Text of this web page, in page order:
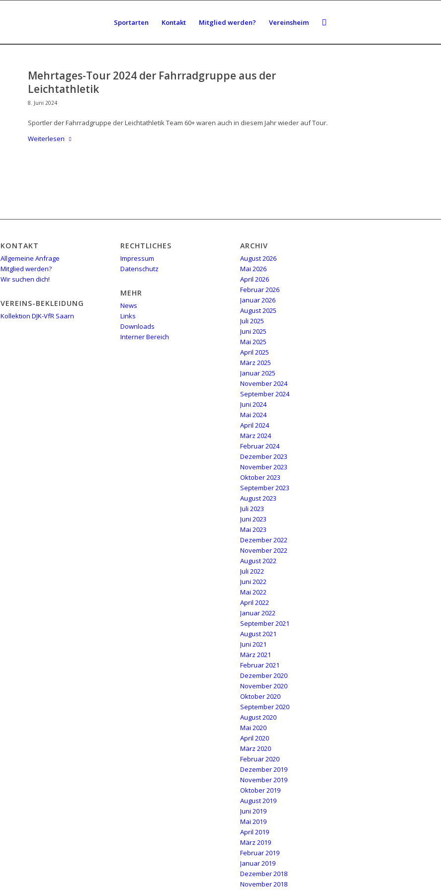
Sportarten Kontakt Mitglied werden? Vereinsheim
Mehrtages-Tour 2024 der Fahrradgruppe aus der
Leichtathletik
8. Juni 2024
Sportler der Fahrradgruppe der Leichtathletik Team 60+ waren auch in diesem Jahr wieder auf Tour.
Weiterlesen
KONTAKT
Allgemeine Anfrage
Mitglied werden?
Wir suchen dich!
VEREINS-BEKLEIDUNG
Kollektion DJK-VfR Saarn
RECHTLICHES
Impressum
Datenschutz
MEHR
News
Links
Downloads
Interner Bereich
ARCHIV
August 2026
Mai 2026
April 2026
Februar 2026
Januar 2026
August 2025
Juli 2025
Juni 2025
Mai 2025
April 2025
März 2025
Januar 2025
November 2024
September 2024
Juni 2024
Mai 2024
April 2024
März 2024
Februar 2024
Dezember 2023
November 2023
Oktober 2023
September 2023
August 2023
Juli 2023
Juni 2023
Mai 2023
Dezember 2022
November 2022
August 2022
Juli 2022
Juni 2022
Mai 2022
April 2022
Januar 2022
September 2021
August 2021
Juni 2021
März 2021
Februar 2021
Dezember 2020
November 2020
Oktober 2020
September 2020
August 2020
Mai 2020
April 2020
März 2020
Februar 2020
Dezember 2019
November 2019
Oktober 2019
August 2019
Juni 2019
Mai 2019
April 2019
März 2019
Februar 2019
Januar 2019
Dezember 2018
November 2018